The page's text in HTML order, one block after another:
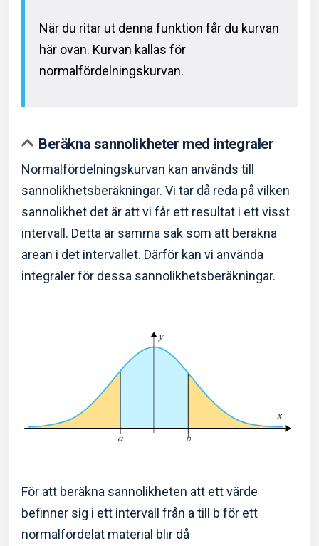
När du ritar ut denna funktion får du kurvan
här ovan. Kurvan kallas för
normalfördelningskurvan.
Beräkna sannolikheter med integraler
Normalfördelningskurvan kan används till
sannolikhetsberäkningar. Vi tar då reda på vilken
sannolikhet det är att vi får ett resultat i ett visst
intervall. Detta är samma sak som att beräkna
arean i det intervallet. Därför kan vi använda
integraler för dessa sannolikhetsberäkningar.
För att beräkna sannolikheten att ett värde
befinner sig i ett intervall från a till b för ett
normalfördelat material blir då